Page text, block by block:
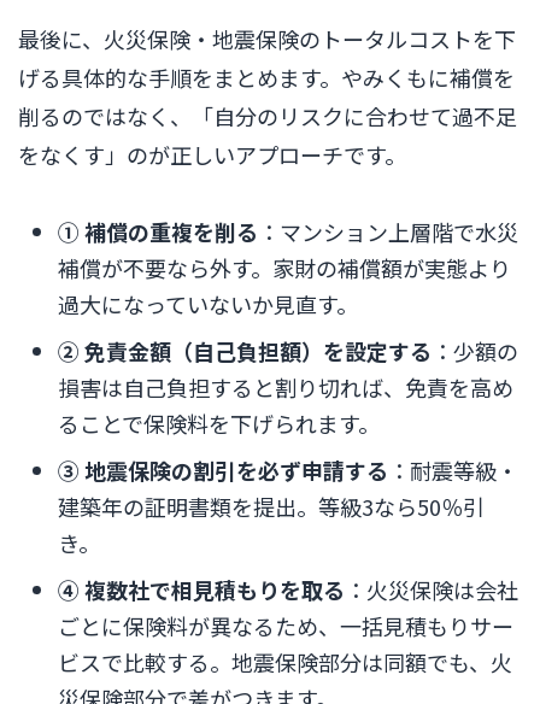
最後に、火災保険・地震保険のトータルコストを下
げる具体的な手順をまとめます。やみくもに補償を
削るのではなく、「自分のリスクに合わせて過不足
をなくす」のが正しいアプローチです。
① 補償の重複を削る ：マンション上層階で水災
補償が不要なら外す。家財の補償額が実態より
過大になっていないか見直す。
② 免責金額（自己負担額）を設定する ：少額の
損害は自己負担すると割り切れば、免責を高め
ることで保険料を下げられます。
③ 地震保険の割引を必ず申請する ：耐震等級・
建築年の証明書類を提出。等級3なら50％引
き。
④ 複数社で相見積もりを取る ：火災保険は会社
ごとに保険料が異なるため、一括見積もりサー
ビスで比較する。地震保険部分は同額でも、火